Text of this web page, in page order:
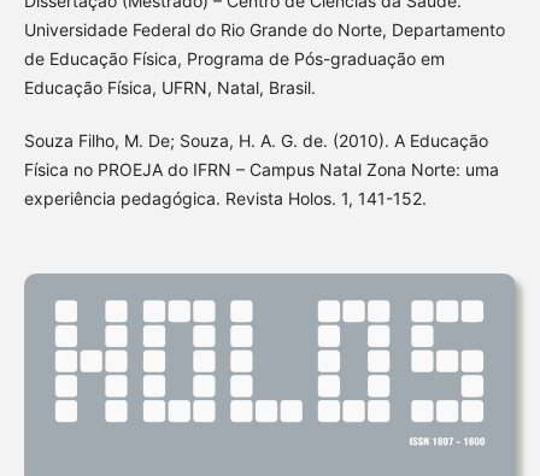
Universidade Federal do Rio Grande do Norte, Departamento
de Educação Física, Programa de Pós-graduação em
Educação Física, UFRN, Natal, Brasil.
Souza Filho, M. De; Souza, H. A. G. de. (2010). A Educação
Física no PROEJA do IFRN – Campus Natal Zona Norte: uma
experiência pedagógica. Revista Holos. 1, 141-152.